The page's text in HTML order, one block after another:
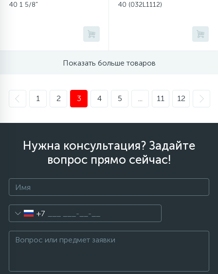
40 1 5/8"
40 (032L1112)
Показать больше товаров
1 2 3 4 5 ... 11 12
Нужна консультация? Задайте
вопрос прямо сейчас!
+7